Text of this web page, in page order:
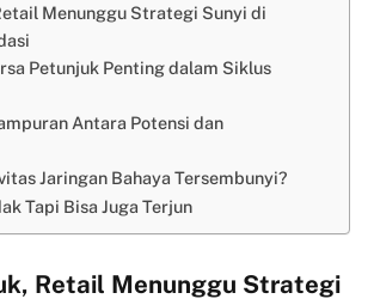
Menunggu Strategi Sunyi di
Petunjuk Penting dalam Siklus
Antara Potensi dan
Jaringan Bahaya Tersembunyi?
Tapi Bisa Juga Terjun
Retail Menunggu Strategi